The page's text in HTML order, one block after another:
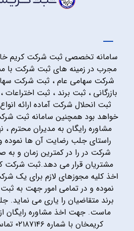
سامانه تخصصی ثبت شرکت کریم
مجرب در زمینه های ثبت شرکت با
شرکت سهامی عام ، ثبت شرکت
بازرگانی ، ثبت برند ، ثبت
ثبت انحلال شرکت آماده ارائه
خواهد بود همچنین سامانه ثبت
مشاوره رایگان به مدیران محترم
راستای جلب رضایت آن ها
شرکت در را در کمترین زمان و به
مشتریان قرار می دهد.ثبت شرکت
اخذ کلیه مجوزهای لازم برای یک
نموده و در تمامی امور جهت به
برند متقاضیان را یاری می
ماست. جهت اخذ مشاوره رایگان
کریمخان با شماره ۰۲۱۸۷۱۴۶ تماس حاصل فرمایید.